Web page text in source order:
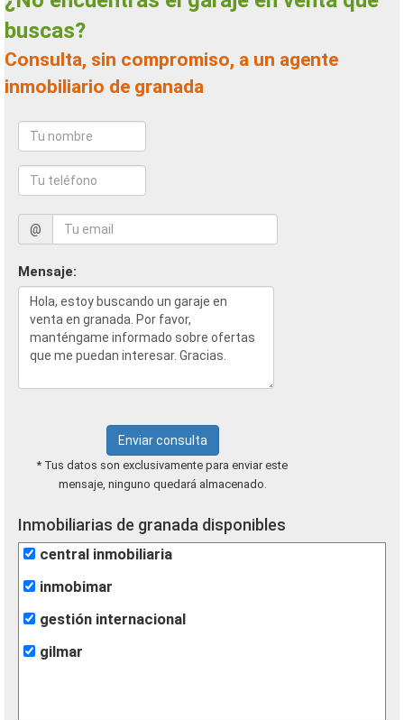
buscas?
Consulta, sin compromiso, a un agente
inmobiliario de granada
@
Mensaje:
Enviar consulta
* Tus datos son exclusivamente para enviar este
mensaje, ninguno quedará almacenado.
Inmobiliarias de granada disponibles
central inmobiliaria
inmobimar
gestión internacional
gilmar